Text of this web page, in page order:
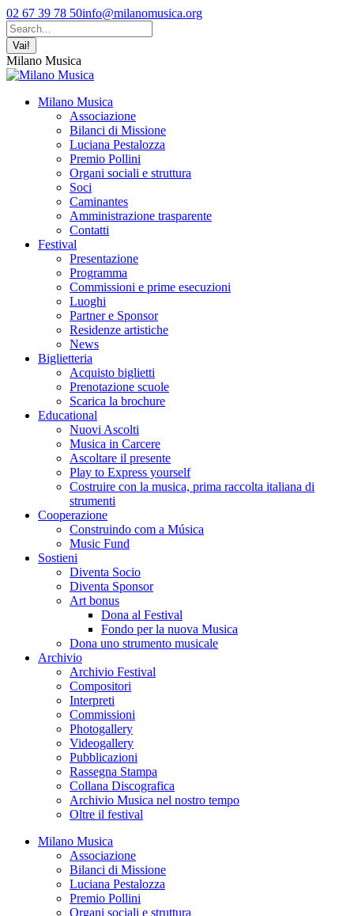
Vai
ai
contenuti
Facebook
page
opens
in
new
window
YouTube
page
opens
in
new
window
Instagram
page
opens
in
new
window
02 67 39 78 50info@milanomusica.org
Cerca:
Milano Musica
Milano Musica
Associazione
Bilanci di Missione
Luciana Pestalozza
Premio Pollini
Organi sociali e struttura
Soci
Caminantes
Amministrazione trasparente
Contatti
Festival
Presentazione
Programma
Commissioni e prime esecuzioni
Luoghi
Partner e Sponsor
Residenze artistiche
News
Biglietteria
Acquisto biglietti
Prenotazione scuole
Scarica la brochure
Educational
Nuovi Ascolti
Musica in Carcere
Ascoltare il presente
Play to Express yourself
Costruire con la musica, prima raccolta italiana di
strumenti
Cooperazione
Construindo com a Música
Music Fund
Sostieni
Diventa Socio
Diventa Sponsor
Art bonus
Dona al Festival
Fondo per la nuova Musica
Dona uno strumento musicale
Archivio
Archivio Festival
Compositori
Interpreti
Commissioni
Photogallery
Videogallery
Pubblicazioni
Rassegna Stampa
Collana Discografica
Archivio Musica nel nostro tempo
Oltre il festival
Milano Musica
Associazione
Bilanci di Missione
Luciana Pestalozza
Premio Pollini
Organi sociali e struttura